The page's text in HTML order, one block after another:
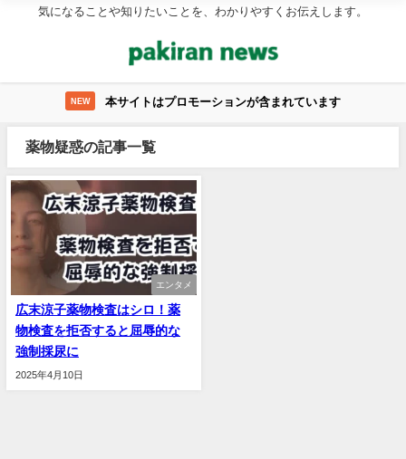
気になることや知りたいことを、わかりやすくお伝えします。
NEW 本サイトはプロモーションが含まれています
薬物疑惑の記事一覧
エンタメ
広末涼子薬物検査はシロ！薬
物検査を拒否すると屈辱的な
強制採尿に
2025年4月10日